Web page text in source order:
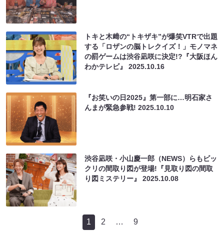
トキと木﨑の“トキザキ”が爆笑VTRで出題
する「ロザンの脳トレクイズ！」モノマネ
の罰ゲームは渋谷凪咲に決定!?『大阪ほん
わかテレビ』2025.10.16
『お笑いの日2025』第一部に…明石家さ
んまが緊急参戦!2025.10.10
渋谷凪咲・小山慶一郎（NEWS）らもビッ
クリの間取り図が登場!『見取り図の間取
り図ミステリー』2025.10.08
1 2 … 9